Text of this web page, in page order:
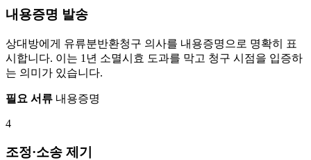
내용증명 발송
상대방에게 유류분반환청구 의사를 내용증명으로 명확히 표
시합니다. 이는 1년 소멸시효 도과를 막고 청구 시점을 입증하
는 의미가 있습니다.
필요 서류 내용증명
4
조정·소송 제기